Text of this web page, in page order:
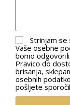
Strinjam se
Vaše osebne
bomo
Pravico do
brisanja,
osebnih
pošljete